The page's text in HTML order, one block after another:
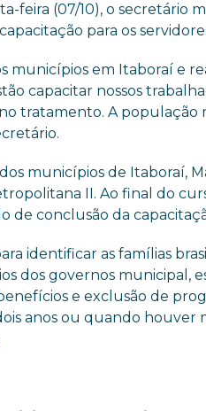
feira (07/10), o secretário
para os
em Itaboraí e
capacitar nossos
tratamento. A
municípios de Itaboraí,
II. Ao final do
de conclusão da
identificar as famílias
dos governos municipal,
e exclusão de
anos ou quando